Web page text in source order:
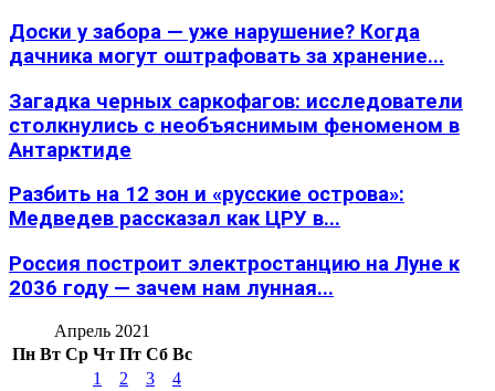
Доски у забора — уже нарушение? Когда
дачника могут оштрафовать за хранение...
Загадка черных саркофагов: исследователи
столкнулись с необъяснимым феноменом в
Антарктиде
Разбить на 12 зон и «русские острова»:
Медведев рассказал как ЦРУ в...
Россия построит электростанцию на Луне к
2036 году — зачем нам лунная...
Апрель 2021
Пн Вт Ср Чт Пт Сб Вс
1
2 3
4